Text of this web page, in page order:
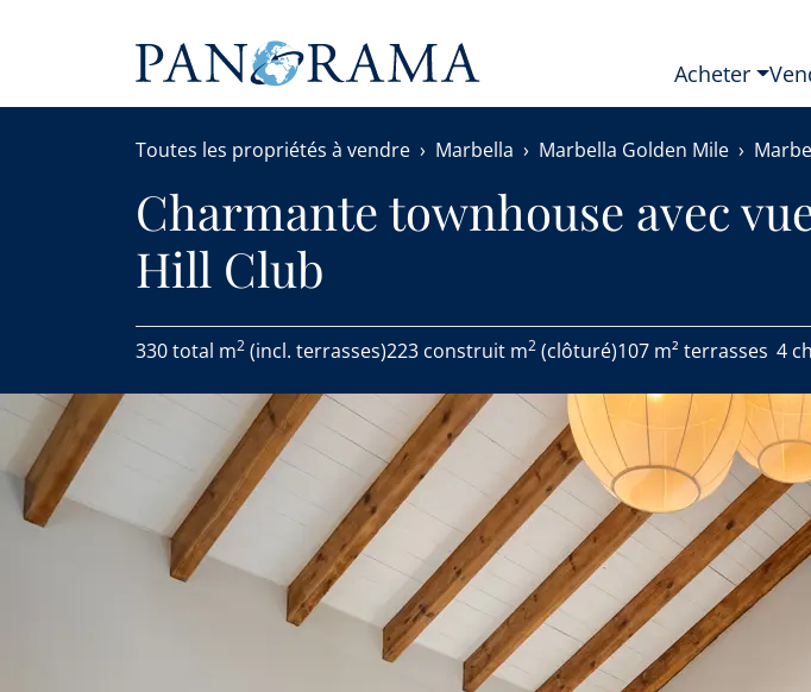
Acheter
Toutes les propriétés à vendre Marbella Marbella Golden Mile
Charmante townhouse avec
Hill Club
330 total m2 (incl. terrasses)223 construit m2 (clôturé)107 m² terrasses 4